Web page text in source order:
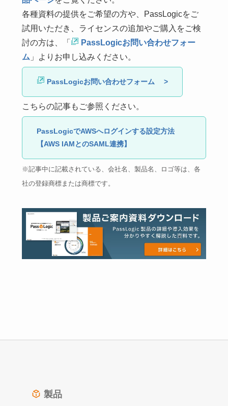
各種資料の提供をご希望の方や、PassLogicをご
試用いただき、ライセンスの追加やご購入をご検
討の方は、「
PassLogicお問い合わせフォー
ム 」よりお申し込みください。
PassLogicお問い合わせフォーム >
こちらの記事もご参照ください。
PassLogicでAWSへログインする設定方法
【AWS IAMとのSAML連携】
※記事中に記載されている、会社名、製品名、ロゴ等は、各
社の登録商標または商標です。
製品